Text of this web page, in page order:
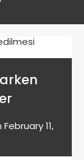
February 11,